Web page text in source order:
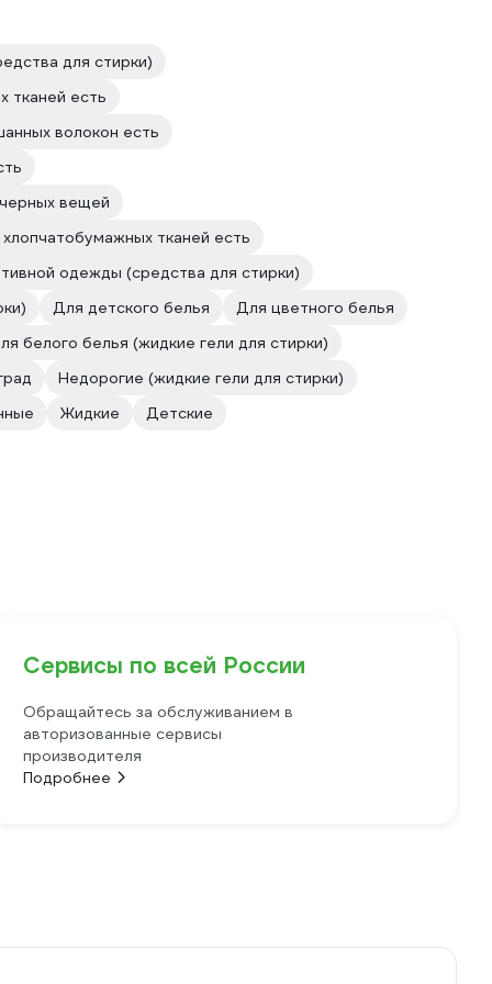
для стирки)
тканей есть
волокон есть
вещей
тканей есть
одежды (средства для стирки)
Для детского белья
Для цветного белья
белого белья (жидкие гели для стирки)
Недорогие (жидкие гели для стирки)
Жидкие Детские
Сервисы по всей России
Обращайтесь за обслуживанием в
авторизованные сервисы
производителя
Подробнее